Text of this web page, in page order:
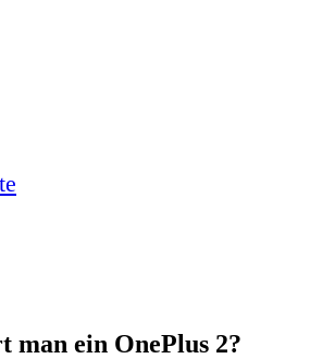
man ein OnePlus 2?